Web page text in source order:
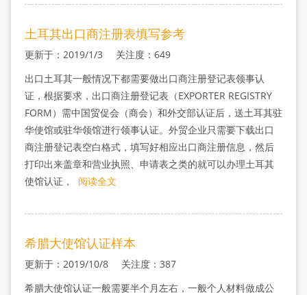
土耳其出口商注册表填写参考
更新于：2019/1/3 关注度：649
出口土耳其一般情况下都需要做出口商注册登记表领事认
证，根据要求，出口商注册登记表（EXPORTER REGISTRY
FORM）需中国贸促会（商会）和外交部认证后，送土耳其驻
华使馆或驻华领馆进行领事认证。外贸企业只需要下载出口
商注册登记表空白格式，填写好相应出口商注册信息，然后
打印出来盖章和营业执照、申请表之类的就可以办理土耳其
使馆认证，
阅读全文
希腊大使馆认证样本
更新于：2019/10/8 关注度：387
希腊大使馆认证一般需要半个月左右，一般个人材料做成公